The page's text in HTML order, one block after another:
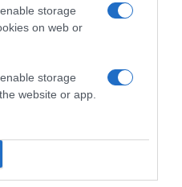
storage
on web or
storage
website or app.
kánikulában: így mentheted